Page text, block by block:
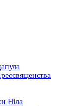
Ніла